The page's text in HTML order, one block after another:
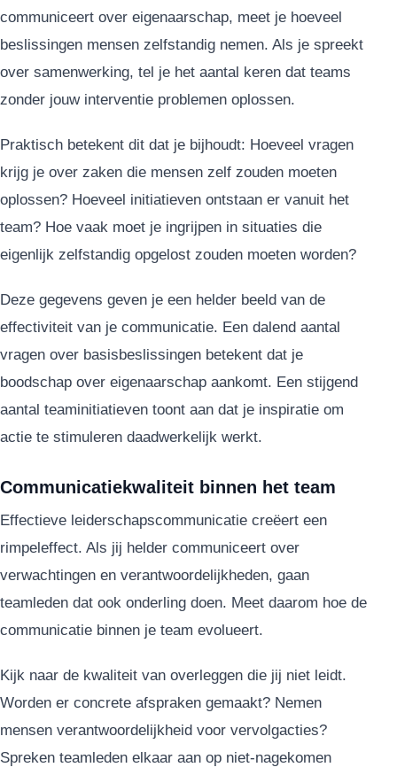
communiceert over eigenaarschap, meet je hoeveel
beslissingen mensen zelfstandig nemen. Als je spreekt
over samenwerking, tel je het aantal keren dat teams
zonder jouw interventie problemen oplossen.
Praktisch betekent dit dat je bijhoudt: Hoeveel vragen
krijg je over zaken die mensen zelf zouden moeten
oplossen? Hoeveel initiatieven ontstaan er vanuit het
team? Hoe vaak moet je ingrijpen in situaties die
eigenlijk zelfstandig opgelost zouden moeten worden?
Deze gegevens geven je een helder beeld van de
effectiviteit van je communicatie. Een dalend aantal
vragen over basisbeslissingen betekent dat je
boodschap over eigenaarschap aankomt. Een stijgend
aantal teaminitiatieven toont aan dat je inspiratie om
actie te stimuleren daadwerkelijk werkt.
Communicatiekwaliteit binnen het team
Effectieve leiderschapscommunicatie creëert een
rimpeleffect. Als jij helder communiceert over
verwachtingen en verantwoordelijkheden, gaan
teamleden dat ook onderling doen. Meet daarom hoe de
communicatie binnen je team evolueert.
Kijk naar de kwaliteit van overleggen die jij niet leidt.
Worden er concrete afspraken gemaakt? Nemen
mensen verantwoordelijkheid voor vervolgacties?
Spreken teamleden elkaar aan op niet-nagekomen